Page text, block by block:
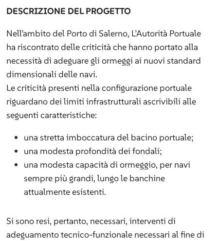
DESCRIZIONE DEL PROGETTO
Nell’ambito del Porto di Salerno, L’Autorità Portuale
ha riscontrato delle criticità che hanno portato alla
necessità di adeguare gli ormeggi ai nuovi standard
dimensionali delle navi.
Le criticità presenti nella configurazione portuale
riguardano dei limiti infrastrutturali ascrivibili alle
seguenti caratteristiche:
una stretta imboccatura del bacino portuale;
una modesta profondità dei fondali;
una modesta capacità di ormeggio, per navi
sempre più grandi, lungo le banchine
attualmente esistenti.
Si sono resi, pertanto, necessari, interventi di
adeguamento tecnico-funzionale necessari al fine di